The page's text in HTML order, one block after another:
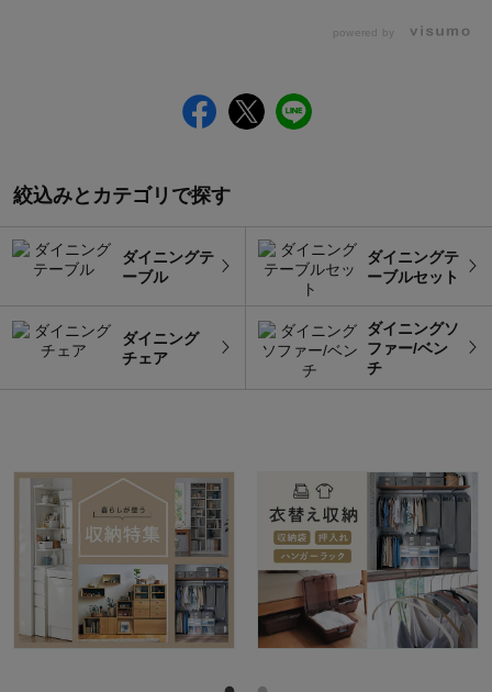
powered by
絞込みとカテゴリで探す
ダイニングテ
ーブル
ダイニングテ
ーブルセット
ダイニング
チェア
ダイニングソ
ファー/ベン
チ